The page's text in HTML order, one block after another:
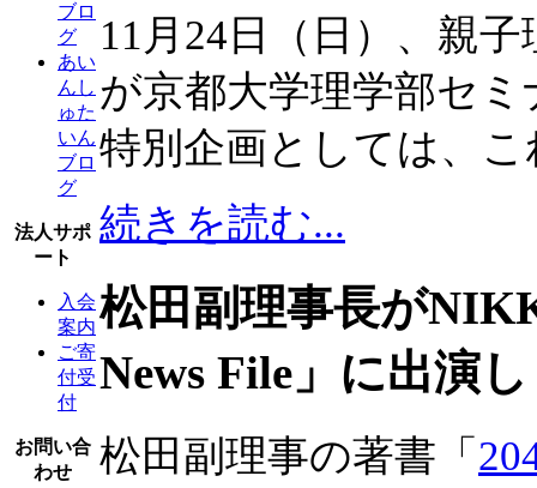
ブロ
グ
あい
んし
ゅた
いん
ブロ
グ
法人サポ
ート
入会
案内
ご寄
付受
付
お問い合
わせ
11月24日（日）、親
が京都大学理学部セ
特別企画としては、
続きを読む...
松田副理事長が
News File」に出演
松田副理事の著書「